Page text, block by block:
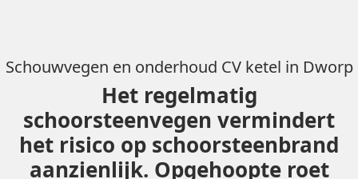
Schouwvegen en onderhoud CV ketel in Dworp
Het regelmatig
schoorsteenvegen vermindert
het risico op schoorsteenbrand
aanzienlijk. Opgehoopte roet